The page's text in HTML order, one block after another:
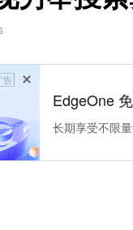
告
EdgeOne
长期享受不限